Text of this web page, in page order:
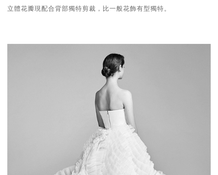
立體花瓣現配合背部獨特剪裁，比一般花飾有型獨特。